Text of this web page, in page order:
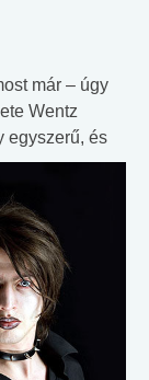
már – úgy
Wentz
egyszerű, és